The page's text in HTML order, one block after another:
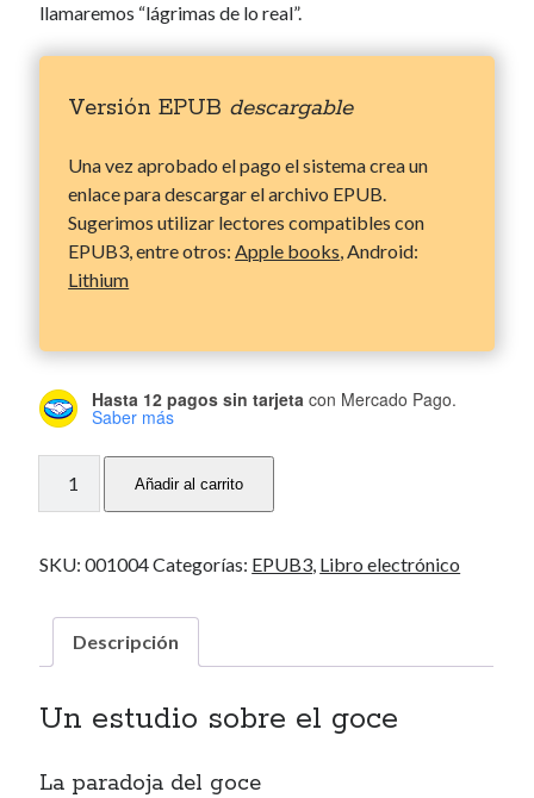
llamaremos “lágrimas de lo real”.
Versión EPUB descargable
Una vez aprobado el pago el sistema crea un
enlace para descargar el archivo EPUB.
Sugerimos utilizar lectores compatibles con
EPUB3, entre otros:Apple books, Android:
Lithium
Hasta 12 pagos sin tarjeta con Mercado Pago.
Saber más
real
Añadir al carrito
SKU:001004Categorías: EPUB3, Libro electrónico
Descripción
Un estudio sobre el goce
La paradoja del goce